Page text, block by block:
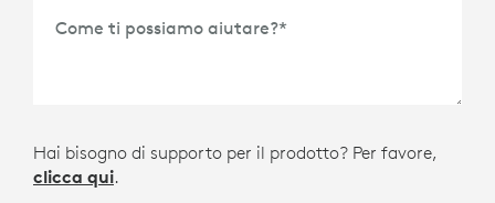
Come ti possiamo aiutare?*
Hai bisogno di supporto per il prodotto? Per favore,
clicca qui.